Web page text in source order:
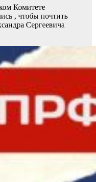
Комитете
, чтобы почтить
Сергеевича